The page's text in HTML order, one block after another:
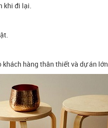
khi đi lại.
hàng thân thiết và dự án lớn.